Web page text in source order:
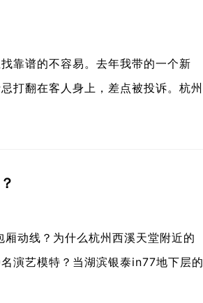
靠谱的不容易。去年我带的一个新
打翻在客人身上，差点被投诉。杭州
动线？为什么杭州西溪天堂附近的
演艺模特？当湖滨银泰in77地下层的